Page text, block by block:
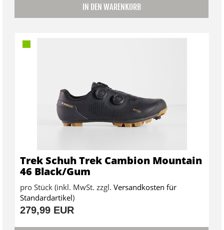
IN DEN WARENKORB
Trek Schuh Trek Cambion Mountain
46 Black/Gum
pro Stück (inkl. MwSt. zzgl. Versandkosten für
Standardartikel)
279,99 EUR